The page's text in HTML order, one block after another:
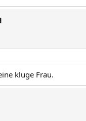
kluge Frau.